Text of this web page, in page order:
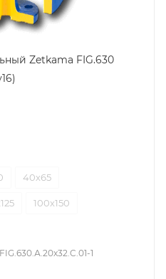
Zetkama FIG.630
40х65
100х150
FIG.630.А.20х32.C.01-1